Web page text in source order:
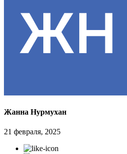
Жанна Нурмухан
21 февраля, 2025